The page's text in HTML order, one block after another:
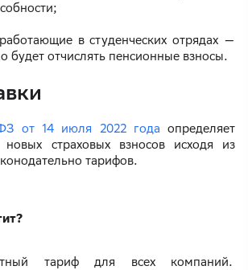
в студенческих отрядах —
будет отчислять пенсионные взносы.
от 14 июля 2022 года определяет
новых страховых взносов исходя из
тарифов.
тариф для всех компаний.